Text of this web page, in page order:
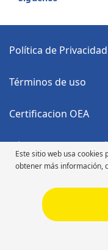
Este sitio web usa
obtener más información,
Política de Privacidad
Términos de uso
Certificacion OEA
Código
Código de Ética